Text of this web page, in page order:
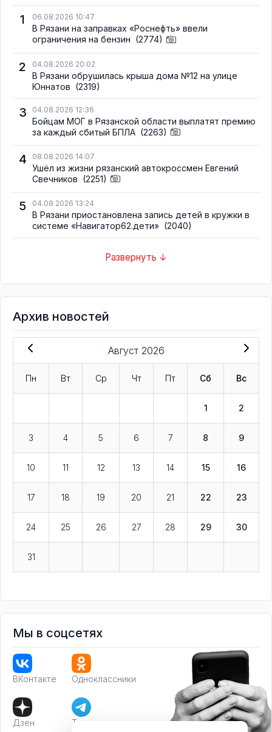
1
06.08.2026 10:47
В Рязани на заправках «Роснефть» ввели
ограничения на бензин (2774)
2 04.08.2026 20:02
В Рязани обрушилась крыша дома №12 на улице
Юннатов (2319)
3 04.08.2026 12:36
Бойцам МОГ в Рязанской области выплатят премию
за каждый сбитый БПЛА (2263)
4 08.08.2026 14:07
Ушёл из жизни рязанский автокроссмен Евгений
Свечников (2251)
5 04.08.2026 13:24
В Рязани приостановлена запись детей в кружки в
системе «Навигатор62.дети» (2040)
Развернуть ↓
Архив новостей
Август 2026
Пн Вт Ср Чт Пт Сб Вс
1 2
3 4 5 6 7 8 9
10 11 12 13 14 15 16
17 18 19 20 21 22 23
24 25 26 27 28 29 30
31
Мы в соцсетях
ВКонтакте Одноклассники
Дзен Телеграм